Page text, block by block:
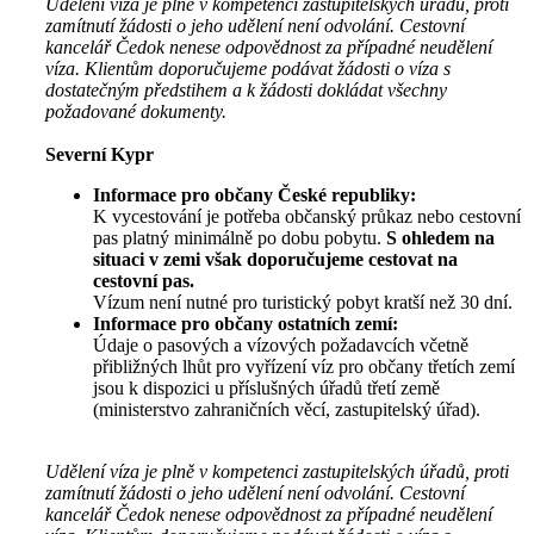
Udělení víza je plně v kompetenci zastupitelských úřadů, proti
zamítnutí žádosti o jeho udělení není odvolání. Cestovní
kancelář Čedok nenese odpovědnost za případné neudělení
víza. Klientům doporučujeme podávat žádosti o víza s
dostatečným předstihem a k žádosti dokládat všechny
požadované dokumenty.
Severní Kypr
Informace pro občany České republiky:
K vycestování je potřeba občanský průkaz nebo cestovní
pas platný minimálně po dobu pobytu. S ohledem na
situaci v zemi však doporučujeme cestovat na
cestovní pas.
Vízum není nutné pro turistický pobyt kratší než 30 dní.
Informace pro občany ostatních zemí:
Údaje o pasových a vízových požadavcích včetně
přibližných lhůt pro vyřízení víz pro občany třetích zemí
jsou k dispozici u příslušných úřadů třetí země
(ministerstvo zahraničních věcí, zastupitelský úřad).
Udělení víza je plně v kompetenci zastupitelských úřadů, proti
zamítnutí žádosti o jeho udělení není odvolání. Cestovní
kancelář Čedok nenese odpovědnost za případné neudělení